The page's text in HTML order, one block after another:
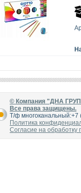
© Компания "ДНА
Все права защищены.
Т/ф
Политика
Согласие на